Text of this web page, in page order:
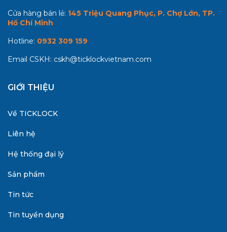
Cửa hàng bán lẻ: 145 Triệu Quang Phục, P. Chợ Lớn, TP.
Hồ Chí Minh
Hotline: 0932 309 159
Email CSKH: cskh@ticklockvietnam.com
GIỚI THIỆU
Về TICKLOCK
Liên hệ
Hệ thống đại lý
Sản phẩm
Tin tức
Tin tuyển dụng